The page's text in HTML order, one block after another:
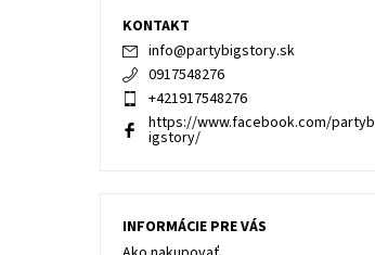
KONTAKT
info@partybigstory.sk
0917548276
+421917548276
https://www.facebook.com/partyb
igstory/
INFORMÁCIE PRE VÁS